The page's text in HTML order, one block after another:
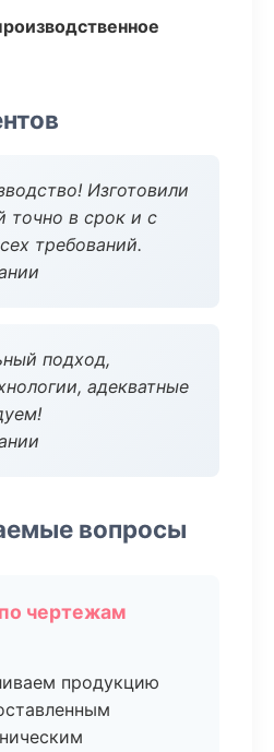
Изготовили
точно в срок и с
требований.
подход,
адекватные
вопросы
чертежам
продукцию